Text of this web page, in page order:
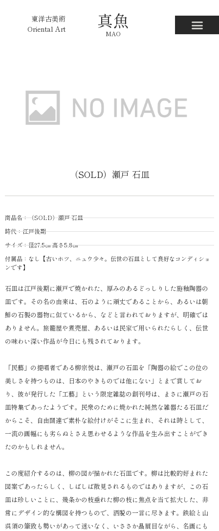
東洋古美術
Oriental Art
真魚
MAO
（SOLD）瀬戸 石皿
商品名：（SOLD）瀬戸 石皿
時代：江戸後期
サイズ：径27.5㎝ 高さ5.8㎝
付属品：なし【古いホツ、ニュウ少々。伝世の石皿として良好なコンディショ
ンです】
石皿は江戸後期に瀬戸で焼かれた、厚みのあるどっしりした施釉陶器の
皿です。その名の由来は、石のように頑丈であることから、あるいは朝
鮮の石製の器物に似ているから、などと言われておりますが、明確では
ありません。旅籠屋や煮売屋、あるいは民家で用いられたらしく、伝世
の味わい深い作品が今日にも残されております。
「民藝」の提唱者である柳宗悦は、瀬戸の石皿を「陶器の絵でこの位の
美しさを持つものは、日本のやきものでは他にない」とまで賞してお
り、彼が発行した「工藝」という限定雑誌の創刊号は、まさに瀬戸の石
皿特集であったようです。民衆のために焼かれた純然な雑器たる石皿だ
からこそ、自由闊達で素朴な絵付けがそこに生まれ、それは時として、
一流の画幅にも劣らぬとさえ思わせるような作品を生み出すことができ
たのかもしれません。
この度紹介するのは、柳の図が描かれた石皿です。柳は比較的好まれた
図案であったらしく、しばしば散見されるものではありますが、この石
皿は珍しいことに、幾条かの枝垂れた柳の枝に焦点を当て拡大した、非
常にデザイン的な構図を持つもので、洒脱の一言に尽きます。鉄絵と山
呉須の筆致も勢いがあって迷いなく、いささか贔屓目ながら、名画にも